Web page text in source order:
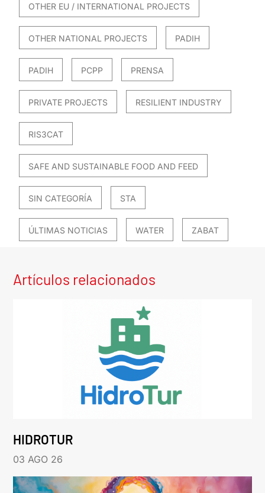
OTHER EU / INTERNATIONAL PROJECTS
OTHER NATIONAL PROJECTS PADIH
PADIH PCPP PRENSA
PRIVATE PROJECTS RESILIENT INDUSTRY
RIS3CAT
SAFE AND SUSTAINABLE FOOD AND FEED
SIN CATEGORÍA STA
ÚLTIMAS NOTICIAS WATER ZABAT
Artículos relacionados
HIDROTUR
03 AGO 26